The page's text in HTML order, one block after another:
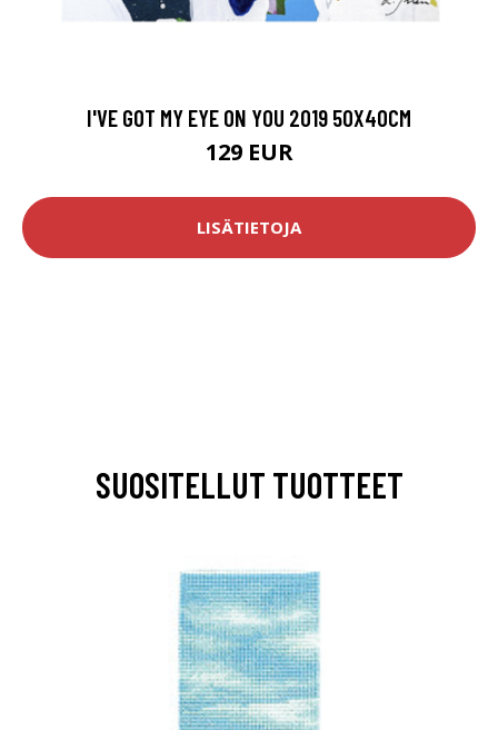
I'VE GOT MY EYE ON YOU 2019 50X40CM
129 EUR
LISÄTIETOJA
SUOSITELLUT TUOTTEET